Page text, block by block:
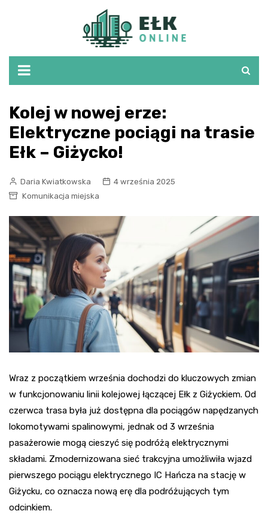
Kolej w nowej erze:
Elektryczne pociągi na trasie
Ełk – Giżycko!
Daria Kwiatkowska
4 września 2025
Komunikacja miejska
Wraz z początkiem września dochodzi do kluczowych zmian
w funkcjonowaniu linii kolejowej łączącej Ełk z Giżyckiem. Od
czerwca trasa była już dostępna dla pociągów napędzanych
lokomotywami spalinowymi, jednak od 3 września
pasażerowie mogą cieszyć się podróżą elektrycznymi
składami. Zmodernizowana sieć trakcyjna umożliwiła wjazd
pierwszego pociągu elektrycznego IC Hańcza na stację w
Giżycku, co oznacza nową erę dla podróżujących tym
odcinkiem.